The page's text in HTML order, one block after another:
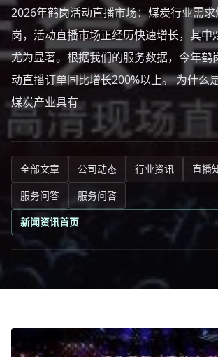
2026年鹤岗活动直播市场：煤炭行业需
岗，活动直播市场正经历快速增长，其中
尤为显著。根据我们的服务数据，今年鹤
动直播订单同比增长200%以上。 为什么
煤炭产业具有
全部文章 公司动态 行业资讯 直播
服务问答
服务问答
新闻资讯首页